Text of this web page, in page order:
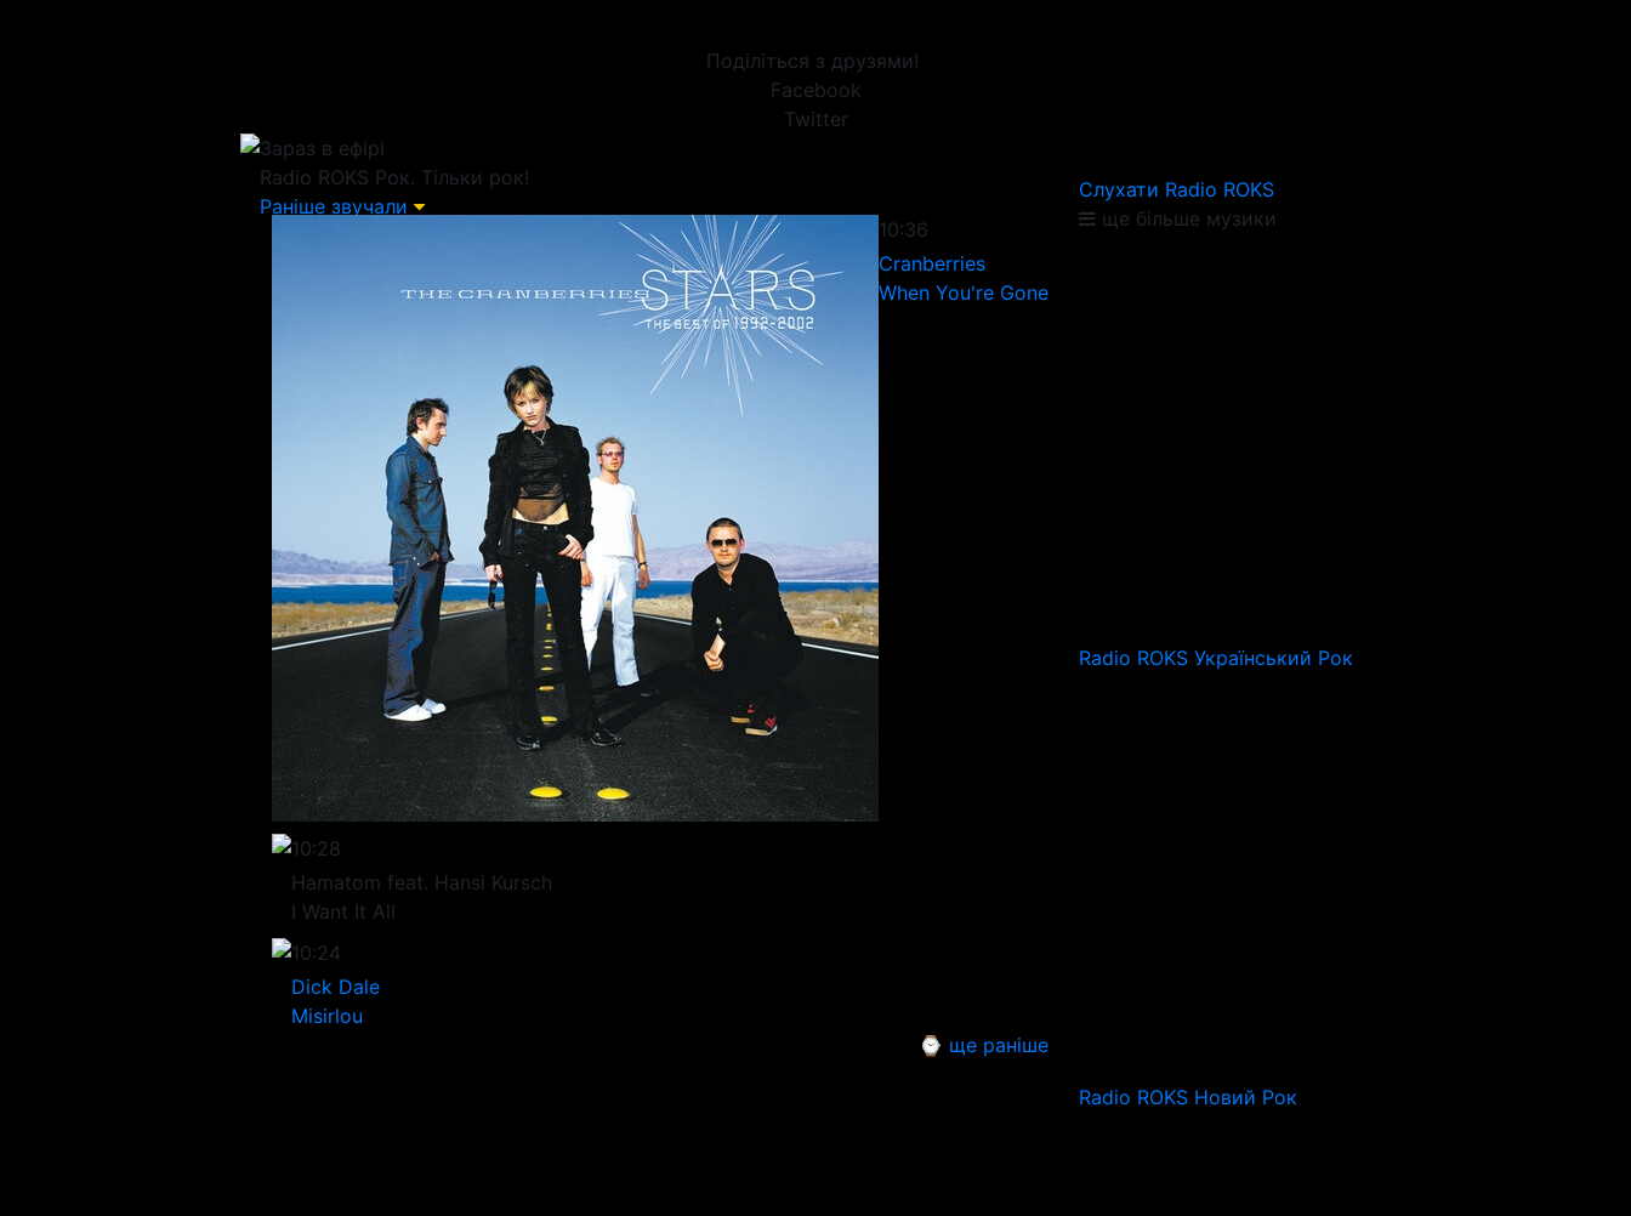
Поділіться з друзями!
Facebook
Twitter
Зараз в ефірі
Radio ROKS Рок. Тільки рок!
Раніше звучали
10:36
Cranberries
When You're Gone
10:28
Hamatom feat. Hansi Kursch
I Want It All
10:24
Dick Dale
Misirlou
⌚ ще раніше
Слухати Radio ROKS
ще більше музики
Radio ROKS Український Рок
Radio ROKS Новий Рок